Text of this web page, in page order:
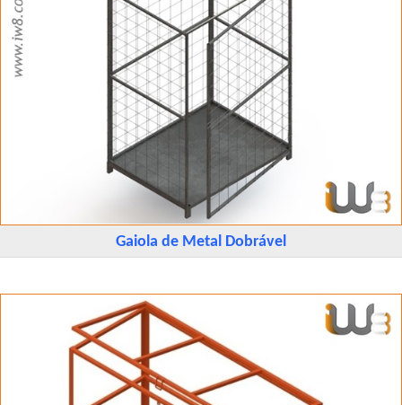
Gaiola de Metal Dobrável